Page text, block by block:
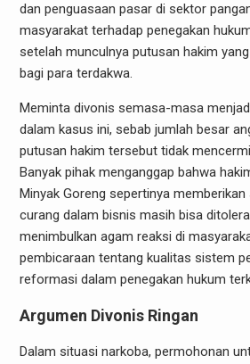
dan penguasaan pasar di sektor
masyarakat terhadap penegakan
setelah munculnya putusan hakim
bagi para terdakwa.
Meminta divonis semasa-masa
dalam kasus ini, sebab jumlah besar
putusan hakim tersebut tidak
Banyak pihak menganggap bahwa
Minyak Goreng sepertinya
curang dalam bisnis masih bisa
menimbulkan agam reaksi di
pembicaraan tentang kualitas sistem
reformasi dalam penegakan hukum
Argumen Divonis Ringan
Dalam situasi narkoba, permohonan